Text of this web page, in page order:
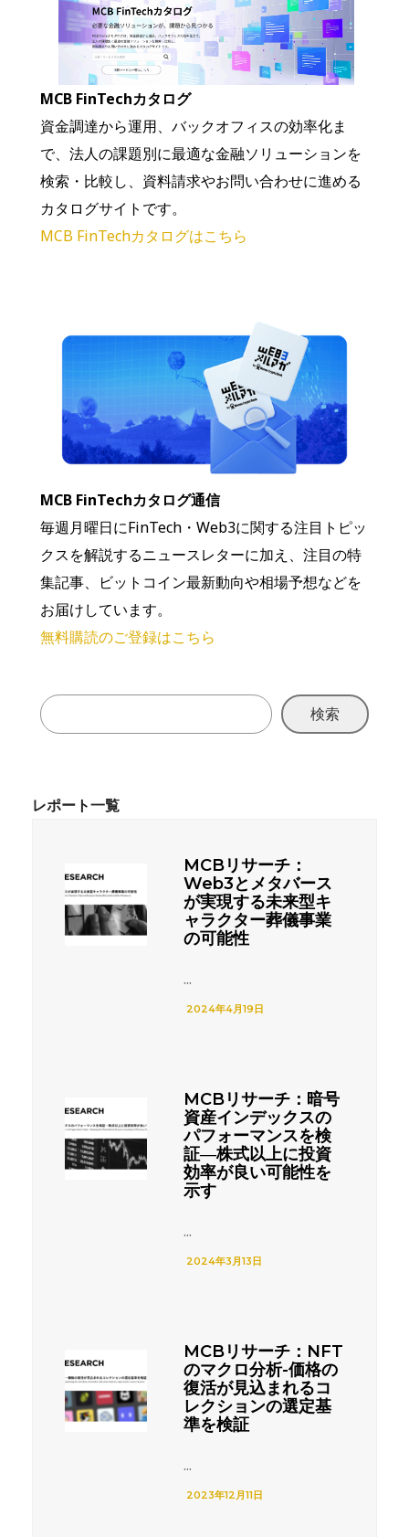
MCB FinTechカタログ
資金調達から運用、バックオフィスの効率化ま
で、法人の課題別に最適な金融ソリューションを
検索・比較し、資料請求やお問い合わせに進める
カタログサイトです。
MCB FinTechカタログはこちら
MCB FinTechカタログ通信
毎週月曜日にFinTech・Web3に関する注目トピッ
クスを解説するニュースレターに加え、注目の特
集記事、ビットコイン最新動向や相場予想などを
お届けしています。
無料購読のご登録はこちら
検索
MCBリサーチ：
Web3とメタバース
が実現する未来型キ
ャラクター葬儀事業
の可能性
...
2024年4月19日
MCBリサーチ：暗号
資産インデックスの
パフォーマンスを検
証―株式以上に投資
効率が良い可能性を
示す
...
2024年3月13日
MCBリサーチ：NFT
のマクロ分析-価格の
復活が見込まれるコ
レクションの選定基
準を検証
...
2023年12月11日